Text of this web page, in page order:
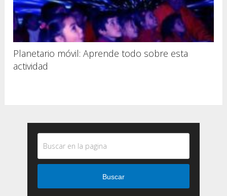
Planetario móvil: Aprende todo sobre esta
actividad
Buscar